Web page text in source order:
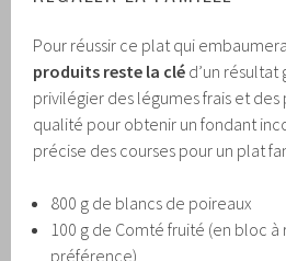
Pour réussir ce plat qui
produits reste la clé d’un résultat
privilégier des légumes frais et
qualité pour obtenir un fondant
précise des courses pour un plat
800 g de blancs de poireaux
100 g de Comté fruité (en bloc
préférence)